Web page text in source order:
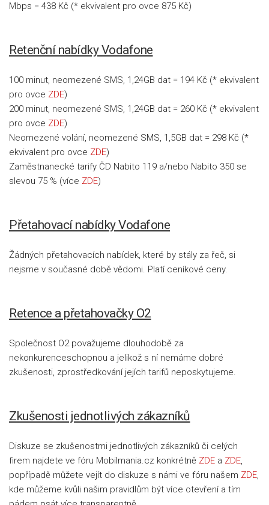
Mbps = 438 Kč (* ekvivalent pro ovce 875 Kč)
Retenční nabídky Vodafone
100 minut, neomezené SMS, 1,24GB dat = 194 Kč (* ekvivalent
pro ovce ZDE)
200 minut, neomezené SMS, 1,24GB dat = 260 Kč (* ekvivalent
pro ovce ZDE)
Neomezené volání, neomezené SMS, 1,5GB dat = 298 Kč (*
ekvivalent pro ovce ZDE)
Zaměstnanecké tarify ČD Nabito 119 a/nebo Nabito 350 se
slevou 75 % (více ZDE)
Přetahovací nabídky Vodafone
Žádných přetahovacích nabídek, které by stály za řeč, si
nejsme v současné době vědomi. Platí ceníkové ceny.
Retence a přetahovačky O2
Společnost O2 považujeme dlouhodobě za
nekonkurenceschopnou a jelikož s ní nemáme dobré
zkušenosti, zprostředkování jejích tarifů neposkytujeme.
Zkušenosti jednotlivých zákazníků
Diskuze se zkušenostmi jednotlivých zákazníků či celých
firem najdete ve fóru Mobilmania.cz konkrétně ZDE a ZDE,
popřípadě můžete vejít do diskuze s námi ve fóru našem ZDE,
kde můžeme kvůli našim pravidlům být více otevření a tím